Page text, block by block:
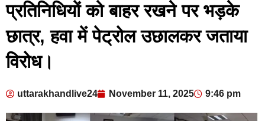
प्रतिनिधियों को बाहर रखने पर भड़के
छात्र, हवा में पेट्रोल उछालकर जताया
विरोध।
uttarakhandlive24 November 11, 2025 9:46 pm